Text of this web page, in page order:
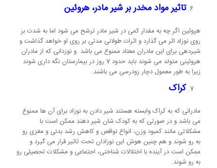
تاثیر مواد مخدر بر شیر مادر، هروئین
هروئین اگر چه به مقدار کمی در شیر مادر ترشح می شود اما به شدت بر
روی نوزاد اثر می گذارد و اثرات طولانی مدتی بر روی او خواهد گذاشت و
شیردهی برای این مادران معتاد ممنوع می باشد و نوزدانی که از مادران
هروئینی متولد می شوند باید حدود 7 روز در بیمارستان نگه داری شوند
زیرا به طور معمول دچار زودرسی می باشند.
کراک
مادرانی که به کراک وابسته هستند شیر دادن به نوزاد برای آن ها ممنوع
می باشد و در صورتی که به کودک شان شیر دهند ممکن است با
مشکلاتی مانند کمبود وزن، انواع نواقص و کاهش رشد بدنی و مغزی رو
به رو شوند و هم چنین هوش این نوزادان تحت تاثیر قرار می گیرد و
ممکن است در آینده با اختلالات شناختی، اجتماعی و مشکلات تحصیلی رو
به رو شوند.